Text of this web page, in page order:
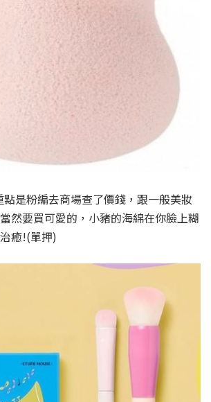
是粉編去商場查了價錢，跟一般美妝
然要買可愛的，小豬的海綿在你臉上糊
癒!(單押)